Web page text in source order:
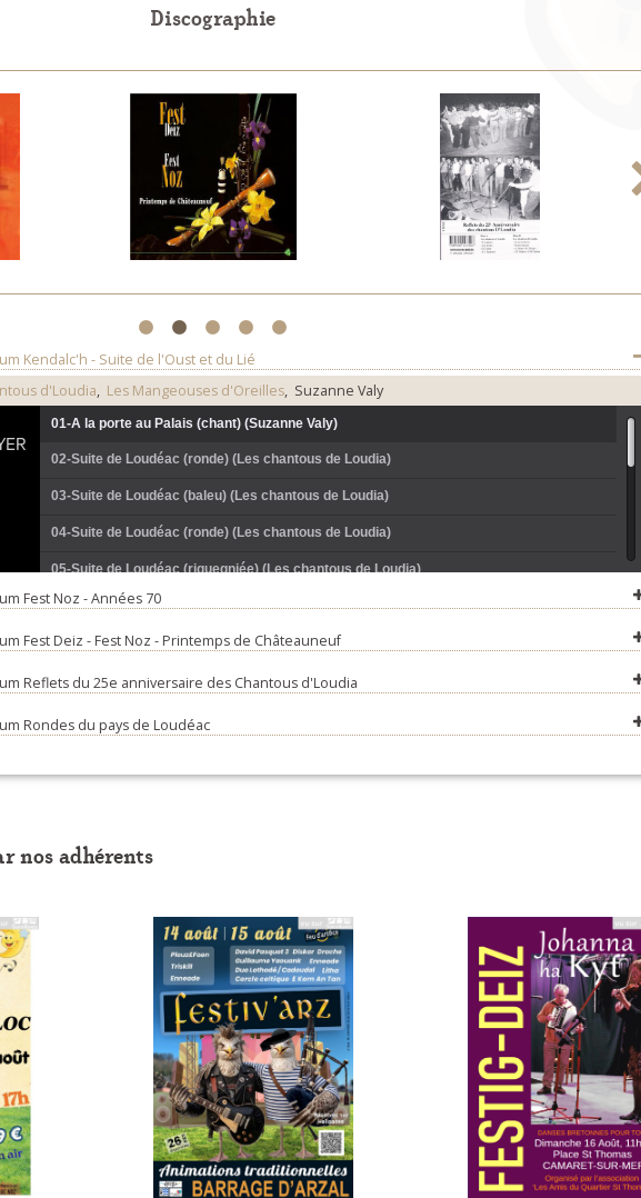
Discographie
1 2 3 4 5
Kendalc'h - Suite de l'Oust et du Lié
d'Loudia, Les Mangeouses d'Oreilles, Suzanne Valy
01-A la porte au Palais (chant) (Suzanne Valy)
02-Suite de Loudéac (ronde) (Les chantous de Loudia)
03-Suite de Loudéac (baleu) (Les chantous de Loudia)
04-Suite de Loudéac (ronde) (Les chantous de Loudia)
05-Suite de Loudéac (riquegniée) (Les chantous de Loudia)
06-Le fils du roi s'est endormi -Suite de Loudéac (ronde) (Les mangeouses d'oreilles)
07-Le petit panier blanc - Suite de Loudéac (baleu) (Les mangeouses d'oreilles)
08-Sur l'air du tralalère - Suite de Loudéac (ronde) (Les mangeouses d'oreilles)
09-Derrière chez moi y'a un étang - Suite de Loudéac (riquegniée) (Les mangeouses
13-Suite de l'Oust et du Lié (riquegnée) (Michel Savidan et Daniel Launay)
Fest Noz - Années 70
Fest Deiz - Fest Noz - Printemps de Châteauneuf
Reflets du 25e anniversaire des Chantous d'Loudia
Rondes du pays de Loudéac
nos adhérents